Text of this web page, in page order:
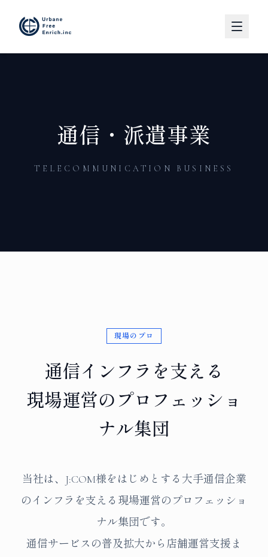
通信・派遣事業
TELECOMMUNICATION BUSINESS
現場のプロ
通信インフラを支える
現場運営のプロフェッショ
ナル集団
当社は、J:COM様をはじめとする大手通信企業
のインフラを支える現場運営のプロフェッショ
ナル集団です。
通信サービスの普及拡大から店舗運営支援ま